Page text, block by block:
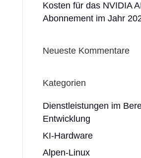
Kosten für das NVIDIA
Abonnement im Jahr
Neueste Kommentare
Kategorien
Dienstleistungen im
Entwicklung
KI-Hardware
Alpen-Linux